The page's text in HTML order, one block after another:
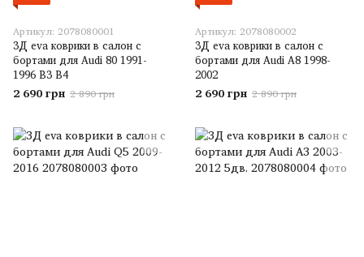
Артикул: 2078080001
3Д eva коврики в салон с
бортами для Audi 80 1991-
1996 B3 B4
2 690 грн 2 890 грн
Артикул: 2078080002
3Д eva коврики в салон с
бортами для Audi A8 1998-
2002
2 690 грн 2 890 грн